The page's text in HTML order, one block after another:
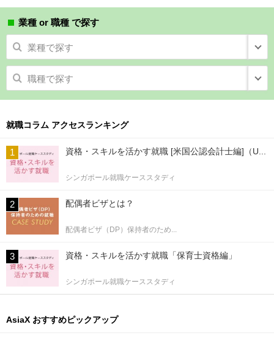
業種 or 職種 で探す
業種で探す
職種で探す
就職コラム アクセスランキング
資格・スキルを活かす就職 [米国公認会計士編]（U...
シンガポール就職ケーススタディ
配偶者ビザとは？
配偶者ビザ（DP）保持者のため...
資格・スキルを活かす就職「保育士資格編」
シンガポール就職ケーススタディ
AsiaX おすすめピックアップ